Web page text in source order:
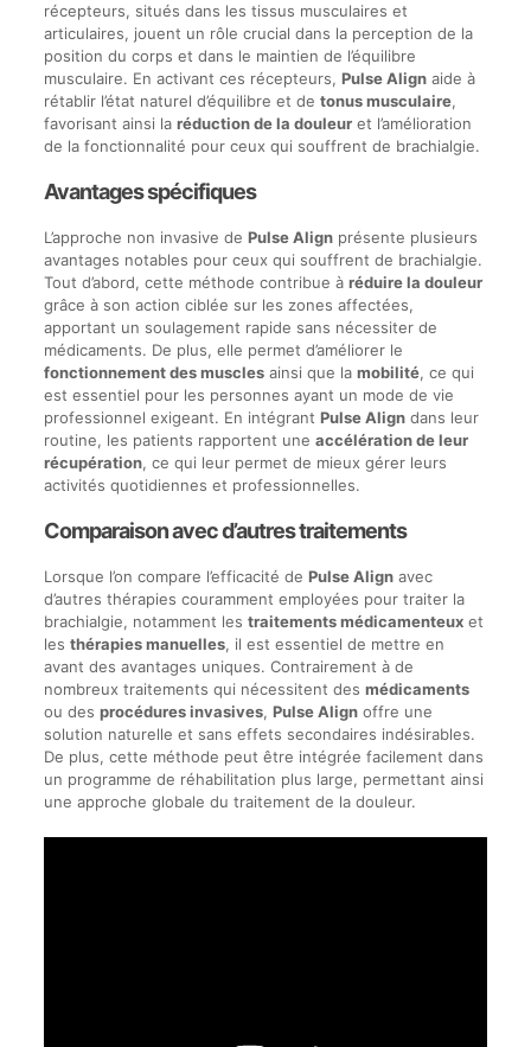
récepteurs, situés dans les tissus musculaires et
articulaires, jouent un rôle crucial dans la perception de la
position du corps et dans le maintien de l’équilibre
musculaire. En activant ces récepteurs, Pulse Alignaide à
rétablir l’état naturel d’équilibre et de tonus musculaire,
favorisant ainsi la réduction de la douleuret l’amélioration
de la fonctionnalité pour ceux qui souffrent de brachialgie.
Avantages spécifiques
L’approche non invasive de Pulse Alignprésente plusieurs
avantages notables pour ceux qui souffrent de brachialgie.
Tout d’abord, cette méthode contribue à réduire la douleur
grâce à son action ciblée sur les zones affectées,
apportant un soulagement rapide sans nécessiter de
médicaments. De plus, elle permet d’améliorer le
fonctionnement des musclesainsi que la mobilité, ce qui
est essentiel pour les personnes ayant un mode de vie
professionnel exigeant. En intégrant Pulse Aligndans leur
routine, les patients rapportent une accélération de leur
récupération, ce qui leur permet de mieux gérer leurs
activités quotidiennes et professionnelles.
Comparaison avec d’autres traitements
Lorsque l’on compare l’efficacité de Pulse Alignavec
d’autres thérapies couramment employées pour traiter la
brachialgie, notamment les traitements médicamenteuxet
les thérapies manuelles, il est essentiel de mettre en
avant des avantages uniques. Contrairement à de
nombreux traitements qui nécessitent des médicaments
ou des procédures invasives, Pulse Alignoffre une
solution naturelle et sans effets secondaires indésirables.
De plus, cette méthode peut être intégrée facilement dans
un programme de réhabilitation plus large, permettant ainsi
une approche globale du traitement de la douleur.